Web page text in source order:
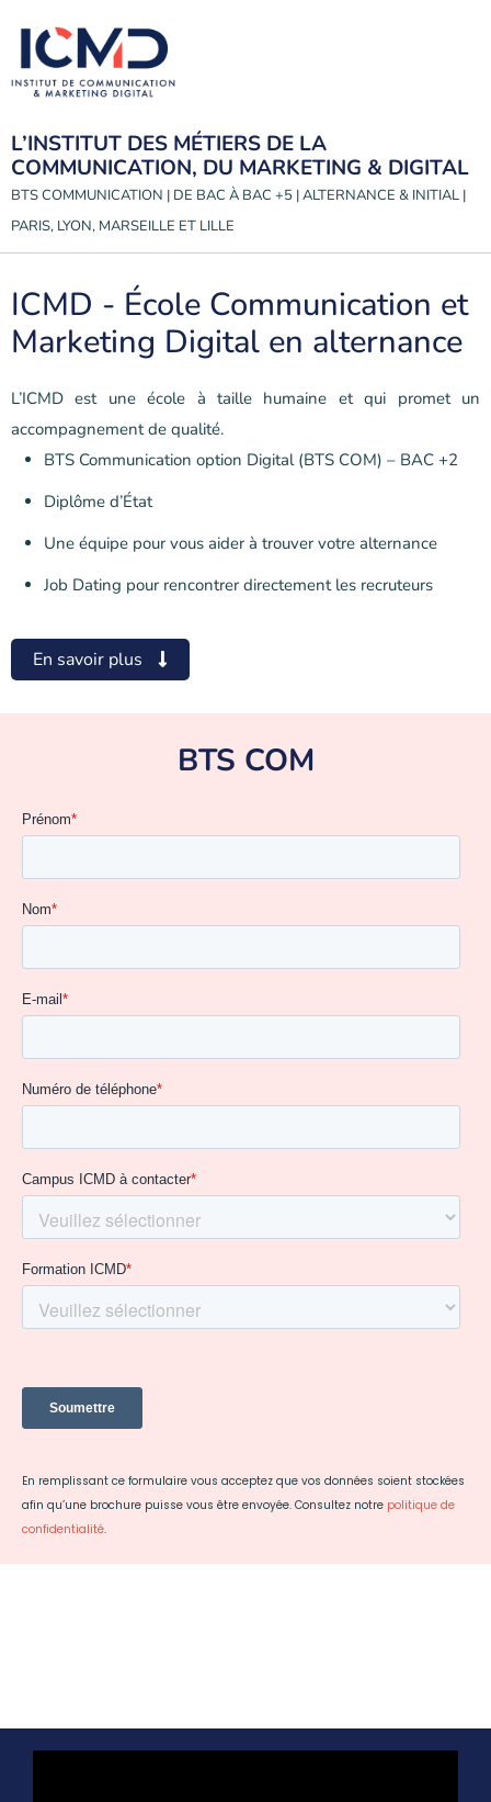
L’INSTITUT DES MÉTIERS DE LA
COMMUNICATION, DU MARKETING & DIGITAL
BTS COMMUNICATION | DE BAC À BAC +5 | ALTERNANCE & INITIAL |
PARIS, LYON, MARSEILLE ET LILLE
ICMD - École Communication et
Marketing Digital en alternance
L’ICMD est une école à taille humaine et qui promet un
accompagnement de qualité.
BTS Communication option Digital (BTS COM) – BAC +2
Diplôme d’État
Une équipe pour vous aider à trouver votre alternance
Job Dating pour rencontrer directement les recruteurs
En savoir plus
BTS COM
En remplissant ce formulaire vous acceptez que vos données soient stockées
afin qu’une brochure puisse vous être envoyée. Consultez notre politique de
confidentialité.